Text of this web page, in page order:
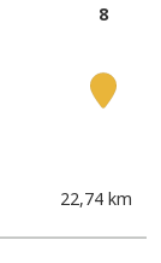
22,74 km